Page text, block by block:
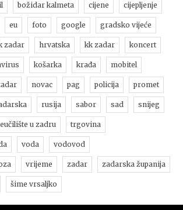
božidar kalmeta cijene cijepljenje
eu foto google gradsko vijeće
zadar hrvatska kk zadar koncert
košarka krađa mobitel
novac pag policija promet
rusija sabor sad snijeg
u zadru trgovina
voda vodovod
vrijeme zadar zadarska županija
šime vrsaljko